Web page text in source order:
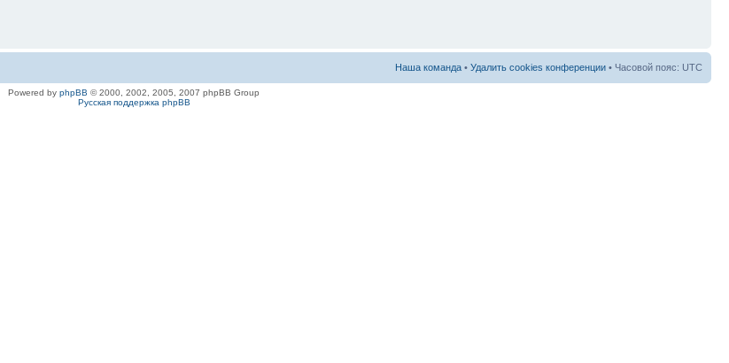
Наша команда • Удалить cookies конференции • Часовой пояс: UTC
Powered by phpBB © 2000, 2002, 2005, 2007 phpBB Group
Русская поддержка phpBB